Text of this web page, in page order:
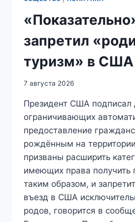
запретил
туризм» в США
7 августа 2026
Президент США подписал
ограничивающих
предоставление
рождённым на
призваны расширить
имеющих права получить
таким образом, и
въезд в США
родов, говорится в